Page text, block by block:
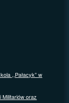
,,Pałacyk” w
Militariów oraz